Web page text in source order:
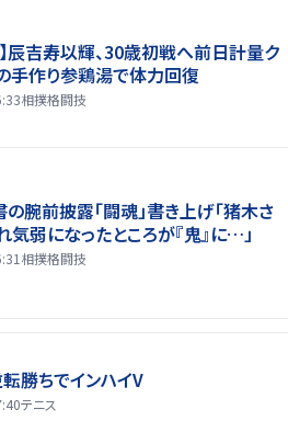
】辰吉寿以輝、30歳初戦へ前日計量ク
作り参鶏湯で体力回復
相撲格闘技
腕前披露「闘魂」書き上げ「猪木さ
気弱になったところが『鬼』に…」
相撲格闘技
勝ちでインハイV
テニス